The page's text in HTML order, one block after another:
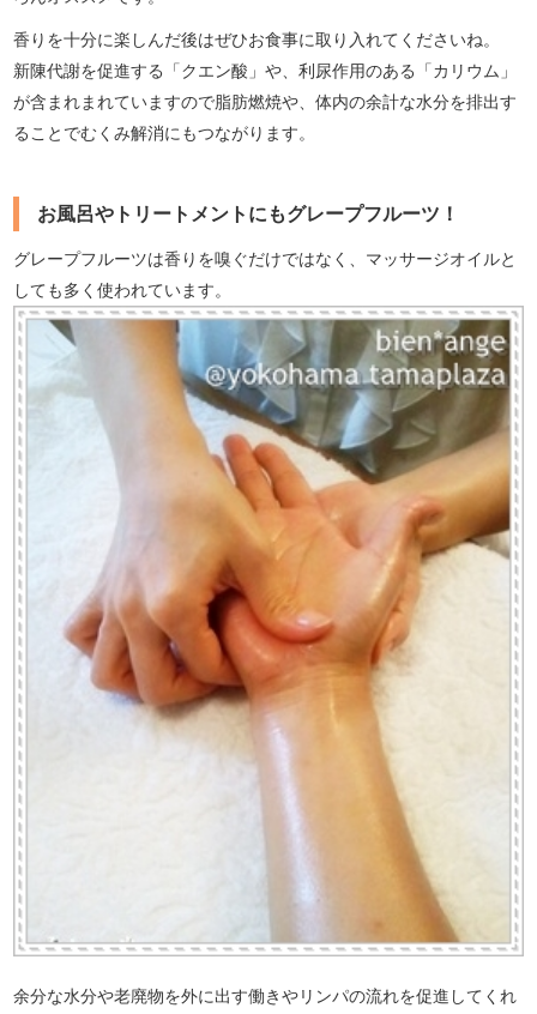
香りを十分に楽しんだ後はぜひお食事に取り入れてくださいね。
新陳代謝を促進する「クエン酸」や、利尿作用のある「カリウム」
が含まれまれていますので脂肪燃焼や、体内の余計な水分を排出す
ることでむくみ解消にもつながります。
お風呂やトリートメントにもグレープフルーツ！
グレープフルーツは香りを嗅ぐだけではなく、マッサージオイルと
しても多く使われています。
余分な水分や老廃物を外に出す働きやリンパの流れを促進してくれ